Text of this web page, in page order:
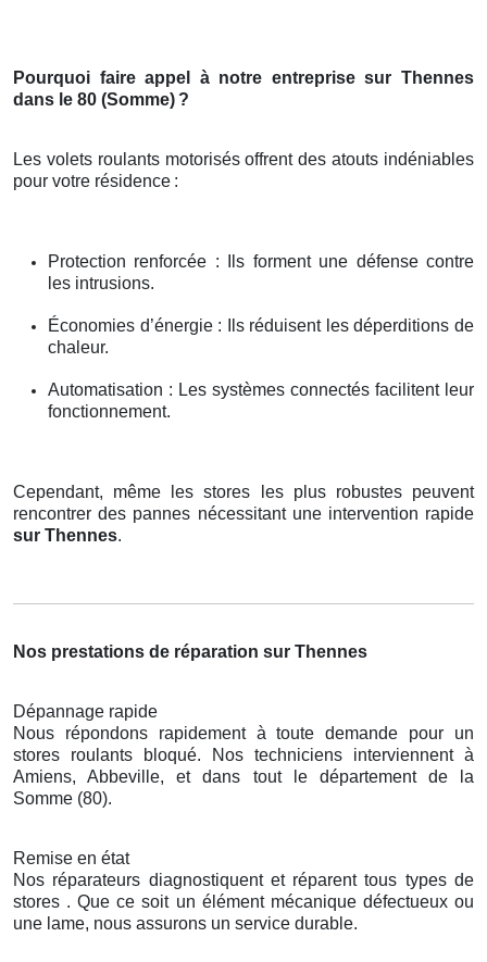
Pourquoi faire appel à notre entreprise sur Thennes
dans le 80 (Somme) ?
Les volets roulants motorisés offrent des atouts indéniables
pour votre résidence :
Protection renforcée : Ils forment une défense contre
les intrusions.
Économies d’énergie : Ils réduisent les déperditions de
chaleur.
Automatisation : Les systèmes connectés facilitent leur
fonctionnement.
Cependant, même les stores les plus robustes peuvent
rencontrer des pannes nécessitant une intervention rapide
sur Thennes.
Nos prestations de réparation sur Thennes
Dépannage rapide
Nous répondons rapidement à toute demande pour un
stores roulants bloqué. Nos techniciens interviennent à
Amiens, Abbeville, et dans tout le département de la
Somme (80).
Remise en état
Nos réparateurs diagnostiquent et réparent tous types de
stores . Que ce soit un élément mécanique défectueux ou
une lame, nous assurons un service durable.